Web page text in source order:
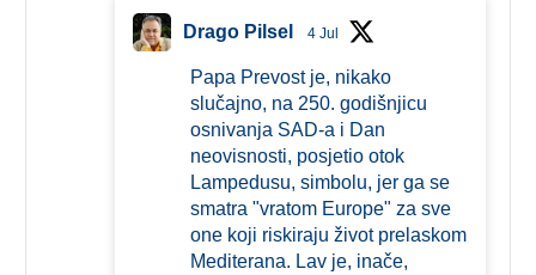
Drago Pilsel 4 Jul
Papa Prevost je, nikako
slučajno, na 250. godišnjicu
osnivanja SAD-a i Dan
neovisnosti, posjetio otok
Lampedusu, simbolu, jer ga se
smatra "vratom Europe" za sve
one koji riskiraju život prelaskom
Mediterana. Lav je, inače,